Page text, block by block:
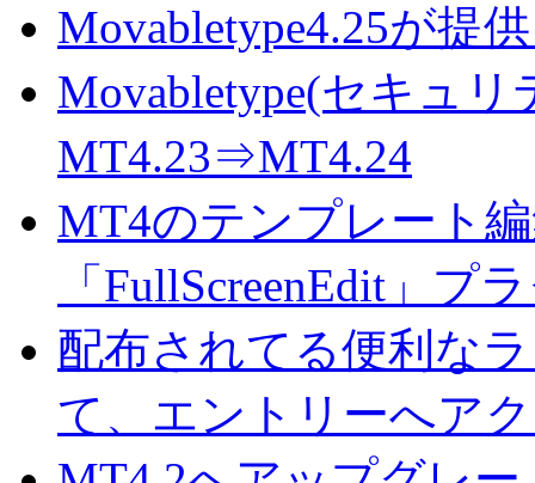
Movabletype4.25が提
Movabletype(セキュ
MT4.23⇒MT4.24
MT4のテンプレート
「FullScreenEdit」プ
配布されてる便利な
て、エントリーへア